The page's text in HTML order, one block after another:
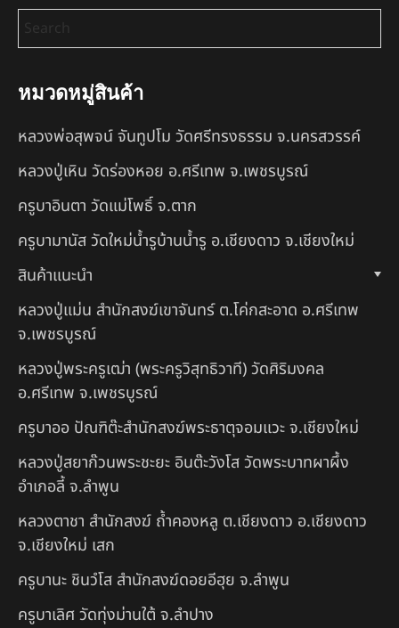
หมวดหมู่สินค้า
หลวงพ่อสุพจน์ จันทูปโม วัดศรีทรงธรรม จ.นครสวรรค์
หลวงปู่เหิน วัดร่องหอย อ.ศรีเทพ จ.เพชรบูรณ์
ครูบาอินตา วัดแม่โพธิ์ จ.ตาก
ครูบามานัส วัดใหม่น้ำรูบ้านน้ำรู อ.เชียงดาว จ.เชียงใหม่
สินค้าแนะนำ
หลวงปู่แม่น สำนักสงฆ์เขาจันทร์ ต.โค่กสะอาด อ.ศรีเทพ
จ.เพชรบูรณ์
หลวงปู่พระครูเฒ่า (พระครูวิสุทธิวาที) วัดศิริมงคล
อ.ศรีเทพ จ.เพชรบูรณ์
ครูบาออ ปัณฑิต๊ะสำนักสงฆ์พระธาตุจอมแวะ จ.เชียงใหม่
หลวงปู่สยาก๊วนพระชะยะ อินต๊ะวังโส วัดพระบาทผาผึ้ง
อำเภอลี้ จ.ลำพูน
หลวงตาชา สำนักสงฆ์ ถ้ำคองหลู ต.เชียงดาว อ.เชียงดาว
จ.เชียงใหม่ เสก
ครูบานะ ชินวํโส สำนักสงฆ์ดอยอีฮุย จ.ลำพูน
ครูบาเลิศ วัดทุ่งม่านใต้ จ.ลำปาง